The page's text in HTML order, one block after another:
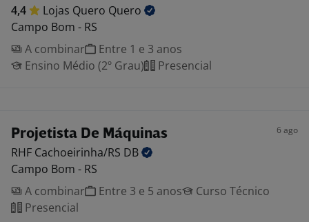
4,4 Lojas Quero Quero
Campo Bom - RS
A combinar
Entre 1 e 3 anos
Ensino Médio (2º Grau)
Presencial
Projetista De Máquinas 6 ago
RHF Cachoeirinha/RS DB
Campo Bom - RS
A combinar
Entre 3 e 5 anos
Curso Técnico
Presencial